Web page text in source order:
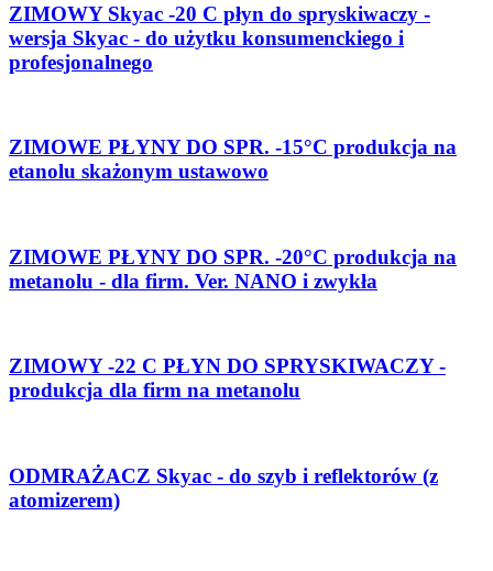
ZIMOWY Skyac -20 C płyn do spryskiwaczy -
wersja Skyac - do użytku konsumenckiego i
profesjonalnego
ZIMOWE PŁYNY DO SPR. -15°C produkcja na
etanolu skażonym ustawowo
ZIMOWE PŁYNY DO SPR. -20°C produkcja na
metanolu - dla firm. Ver. NANO i zwykła
ZIMOWY -22 C PŁYN DO SPRYSKIWACZY -
produkcja dla firm na metanolu
ODMRAŻACZ Skyac - do szyb i reflektorów (z
atomizerem)